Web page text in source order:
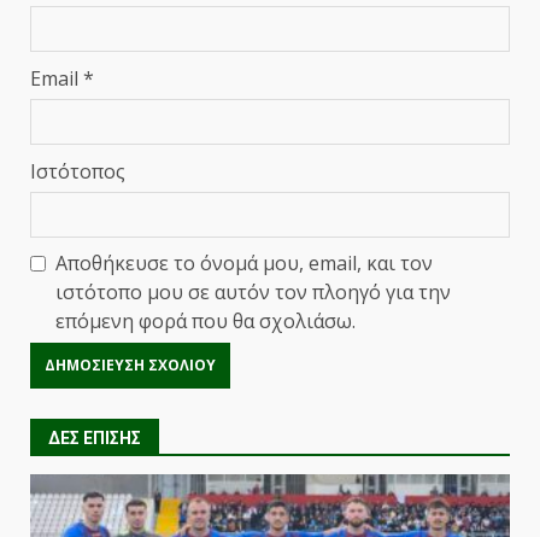
Email *
Ιστότοπος
Αποθήκευσε το όνομά μου, email, και τον
ιστότοπο μου σε αυτόν τον πλοηγό για την
επόμενη φορά που θα σχολιάσω.
ΔΕΣ ΕΠΙΣΗΣ